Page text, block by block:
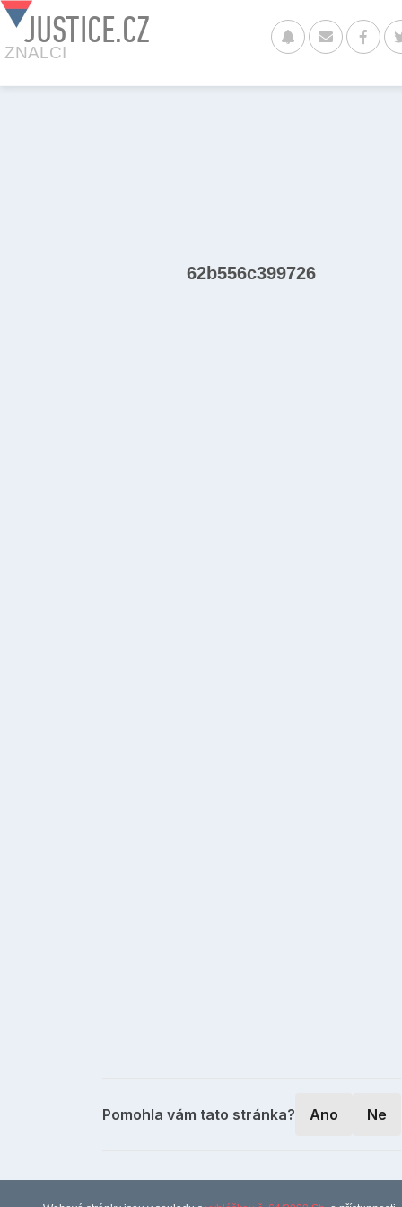
JUSTICE.CZ
ZNALCI
62b556c399726
Pomohla vám tato stránka? Ano Ne